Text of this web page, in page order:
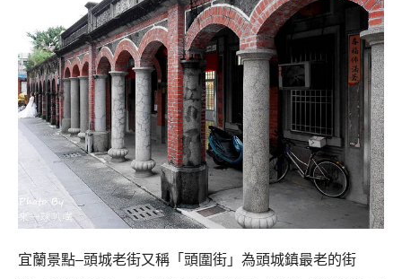
宜蘭景點–頭城老街又稱「頭圍街」為頭城鎮最老的街